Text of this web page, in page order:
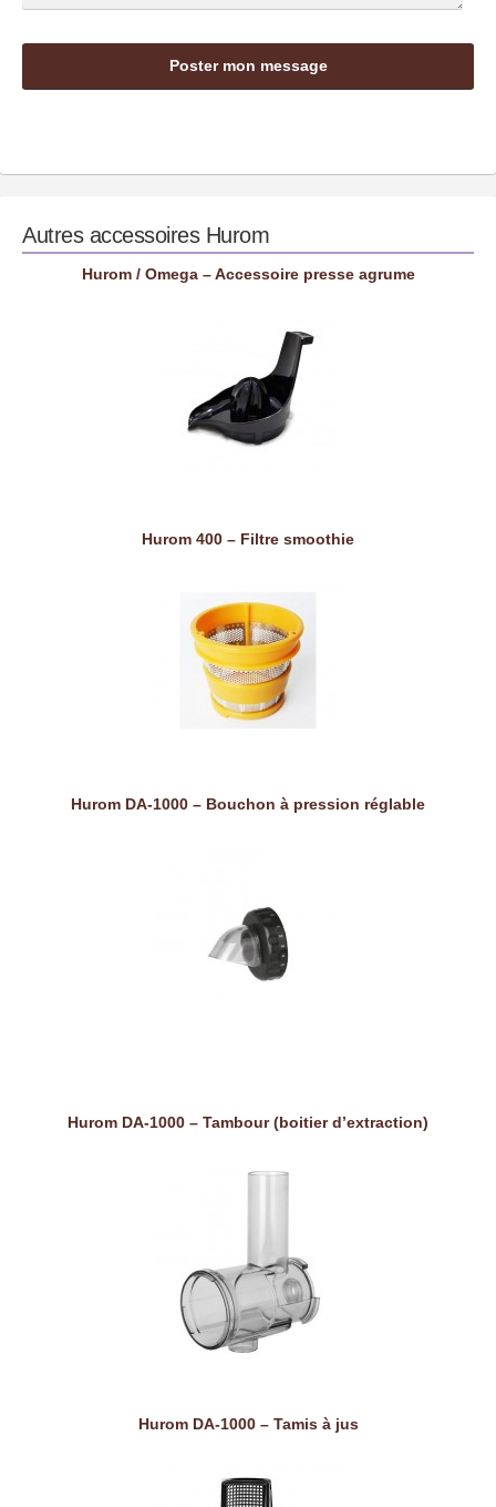
Autres accessoires Hurom
Hurom / Omega – Accessoire presse agrume
Hurom 400 – Filtre smoothie
Hurom DA-1000 – Bouchon à pression réglable
Hurom DA-1000 – Tambour (boitier d’extraction)
Hurom DA-1000 – Tamis à jus